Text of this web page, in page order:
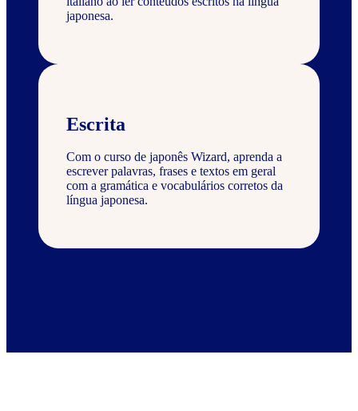
japonesa.
Escrita
Com o curso de japonês Wizard, aprenda a
escrever palavras, frases e textos em geral
com a gramática e vocabulários corretos da
língua japonesa.